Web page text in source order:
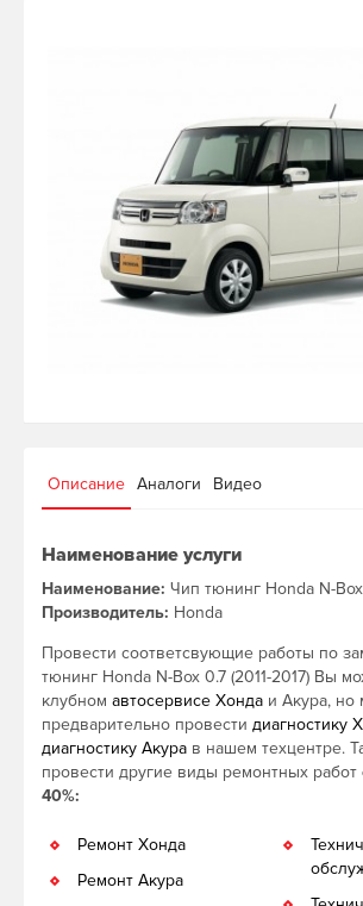
Описание Аналоги Видео
Наименование услуги
Наименование: Чип тюнинг Honda N-Box
Производитель: Honda
Провести соответсвующие работы по
тюнинг Honda N-Box 0.7 (2011-2017) Вы
клубном автосервисе Хонда и Акура,
предварительно провести диагностику
диагностику Акура в нашем техцентре.
провести другие виды ремонтных работ
40%:
Ремонт Хонда
Ремонт Акура